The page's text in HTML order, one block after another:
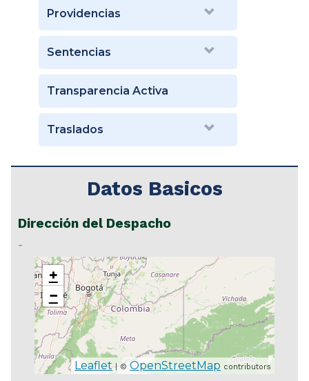
Providencias
Sentencias
Transparencia Activa
Traslados
Datos Basicos
Dirección del Despacho
-
+
−
Leaflet | ©OpenStreetMap contributors